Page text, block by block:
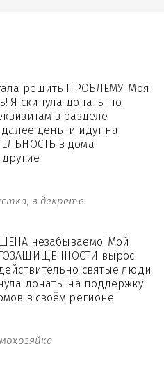
в декрете
решить ПРОБЛЕМУ. Моя
Я скинула донаты по
в разделе
деньги идут на
в дома
незабываемо! Мой
вырос
святые люди
донаты на поддержку
в своём регионе